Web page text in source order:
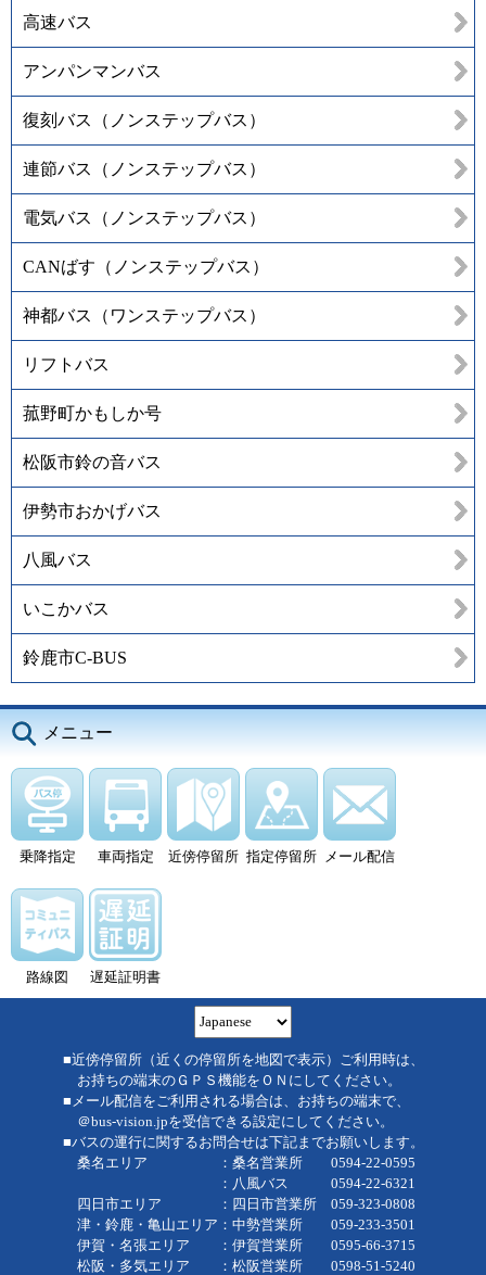
高速バス
アンパンマンバス
復刻バス（ノンステップバス）
連節バス（ノンステップバス）
電気バス（ノンステップバス）
CANばす（ノンステップバス）
神都バス（ワンステップバス）
リフトバス
菰野町かもしか号
松阪市鈴の音バス
伊勢市おかげバス
八風バス
いこかバス
鈴鹿市C-BUS
メニュー
乗降指定 車両指定 近傍停留所 指定停留所 メール配信
路線図 遅延証明書
■近傍停留所（近くの停留所を地図で表示）ご利用時は、
お持ちの端末のＧＰＳ機能をＯＮにしてください。
■メール配信をご利用される場合は、お持ちの端末で、
＠bus-vision.jpを受信できる設定にしてください。
■バスの運行に関するお問合せは下記までお願いします。
桑名エリア ：桑名営業所 0594-22-0595
：八風バス 0594-22-6321
四日市エリア ：四日市営業所 059-323-0808
津・鈴鹿・亀山エリア：中勢営業所 059-233-3501
伊賀・名張エリア ：伊賀営業所 0595-66-3715
松阪・多気エリア ：松阪営業所 0598-51-5240